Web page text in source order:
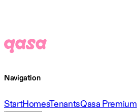
Navigation
StartHomesTenantsQasa Premium